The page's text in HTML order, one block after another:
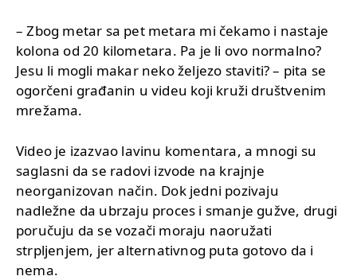
– Zbog metar sa pet metara mi čekamo i nastaje
kolona od 20 kilometara. Pa je li ovo normalno?
Jesu li mogli makar neko željezo staviti? – pita se
ogorčeni građanin u videu koji kruži društvenim
mrežama.
Video je izazvao lavinu komentara, a mnogi su
saglasni da se radovi izvode na krajnje
neorganizovan način. Dok jedni pozivaju
nadležne da ubrzaju proces i smanje gužve, drugi
poručuju da se vozači moraju naoružati
strpljenjem, jer alternativnog puta gotovo da i
nema.